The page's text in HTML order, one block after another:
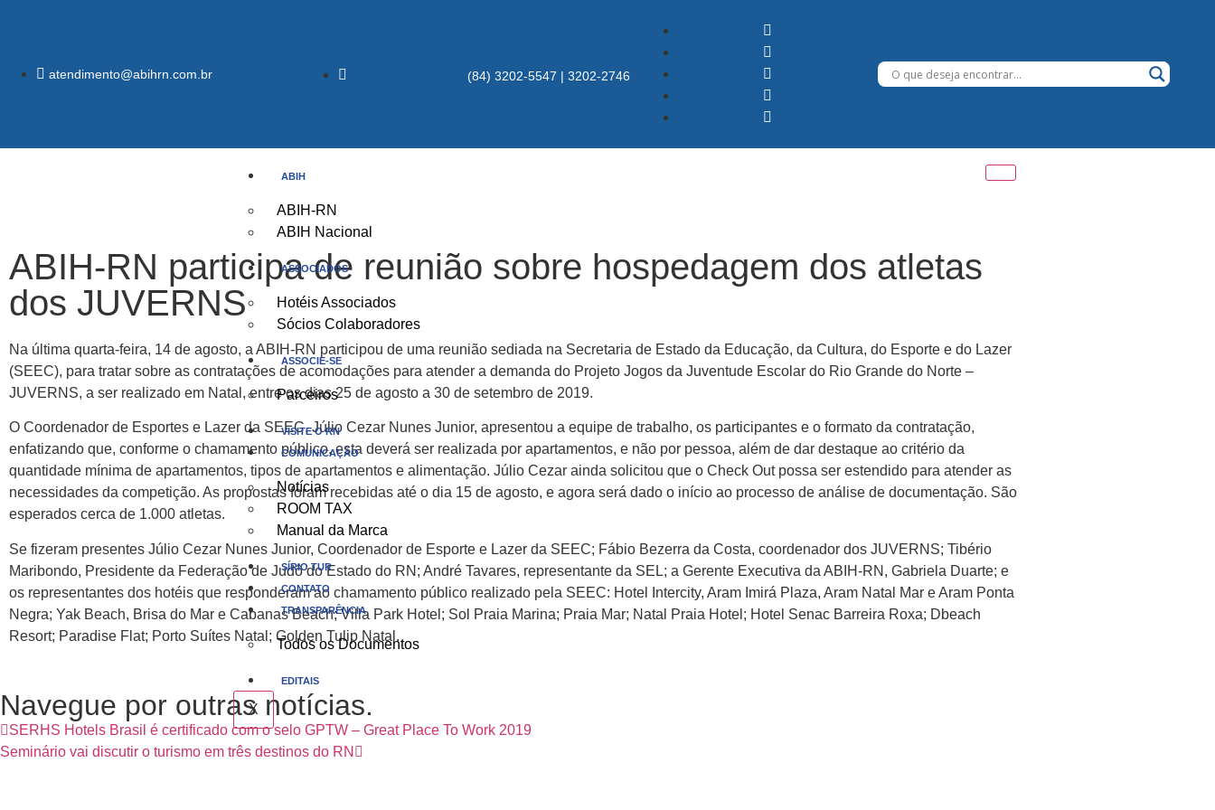
atendimento@abihrn.com.br (84) 3202-5547 | 3202-2746
ABIH
ABIH-RN
ABIH Nacional
ASSOCIADOS
Hotéis Associados
Sócios Colaboradores
ASSOCIE-SE
Parceiros
VISITE O RN
COMUNICAÇÃO
Notícias
ROOM TAX
Manual da Marca
SÍRIO TUR
CONTATO
TRANSPARÊNCIA
Todos os Documentos
EDITAIS
X
ABIH-RN participa de reunião sobre hospedagem dos atletas
dos JUVERNS
Na última quarta-feira, 14 de agosto, a ABIH-RN participou de uma reunião sediada na Secretaria de Estado da Educação, da Cultura, do Esporte e do Lazer
(SEEC), para tratar sobre as contratações de acomodações para atender a demanda do Projeto Jogos da Juventude Escolar do Rio Grande do Norte –
JUVERNS, a ser realizado em Natal, entre os dias 25 de agosto a 30 de setembro de 2019.
O Coordenador de Esportes e Lazer da SEEC, Júlio Cezar Nunes Junior, apresentou a equipe de trabalho, os participantes e o formato da contratação,
enfatizando que, conforme o chamamento público, esta deverá ser realizada por apartamentos, e não por pessoa, além de dar destaque ao critério da
quantidade mínima de apartamentos, tipos de apartamentos e alimentação. Júlio Cezar ainda solicitou que o Check Out possa ser estendido para atender as
necessidades da competição. As propostas foram recebidas até o dia 15 de agosto, e agora será dado o início ao processo de análise de documentação. São
esperados cerca de 1.000 atletas.
Se fizeram presentes Júlio Cezar Nunes Junior, Coordenador de Esporte e Lazer da SEEC; Fábio Bezerra da Costa, coordenador dos JUVERNS; Tibério
Maribondo, Presidente da Federação de Judô do Estado do RN; André Tavares, representante da SEL; a Gerente Executiva da ABIH-RN, Gabriela Duarte; e
os representantes dos hotéis que responderam ao chamamento público realizado pela SEEC: Hotel Intercity, Aram Imirá Plaza, Aram Natal Mar e Aram Ponta
Negra; Yak Beach, Brisa do Mar e Cabanas Beach; Villa Park Hotel; Sol Praia Marina; Praia Mar; Natal Praia Hotel; Hotel Senac Barreira Roxa; Dbeach
Resort; Paradise Flat; Porto Suítes Natal; Golden Tulip Natal.
Navegue por outras notícias.
SERHS Hotels Brasil é certificado com o selo GPTW – Great Place To Work 2019
Seminário vai discutir o turismo em três destinos do RN